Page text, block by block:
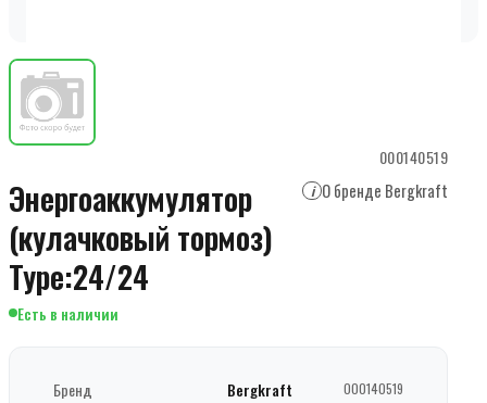
000140519
Энергоаккумулятор
(кулачковый тормоз)
Type:24/24
i О бренде Bergkraft
Есть в наличии
Бренд Bergkraft 000140519